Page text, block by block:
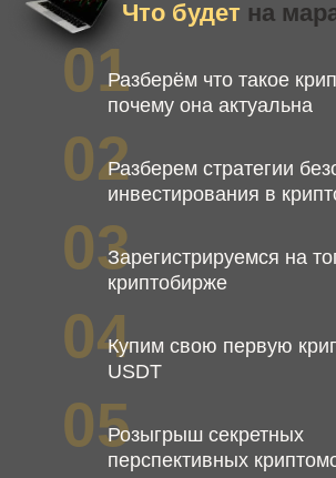
01
Что будетна
Разберём что такое
почему она актуальна
02
03
04
05
Разберем стратегии
инвестирования в
Зарегистрируемся на
криптобирже
Купим свою первую
USDT
Розыгрыш секретных
перспективных